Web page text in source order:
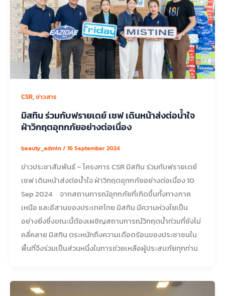
CSR,ข่าวสาร
มิสทิน ร่วมกับฟรายเดย์ เชฟ เดินหน้าส่งต่อน้ำใจ
ฝ่าวิกฤตอุทกภัยอย่างต่อเนื่อง
beauty_admin/ 16 September 2024
ข่าวประชาสัมพันธ์ – โครงการ CSR มิสทิน ร่วมกับฟรายเดย์
เชฟ เดินหน้าส่งต่อน้ำใจ ฝ่าวิกฤตอุทกภัยอย่างต่อเนื่อง 10
Sep 2024 จากสถานการณ์อุทกภัยที่เกิดขึ้นทั้งทางภาค
เหนือ และอีสานของประเทศไทย มิสทิน มีความห่วงใยเป็น
อย่างยิ่งซึ่งขณะนี้ต้องเผชิญสถานการณ์วิกฤตน้ำท่วมที่ยังไม่
คลี่คลาย มิสทิน ตระหนักถึงความเดือดร้อนของประชาชนใน
พื้นที่จึงร่วมเป็นส่วนหนึ่งในการช่วยเหลือผู้ประสบภัยทุกท่าน